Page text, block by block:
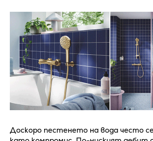
Доскоро пестенето на вода често